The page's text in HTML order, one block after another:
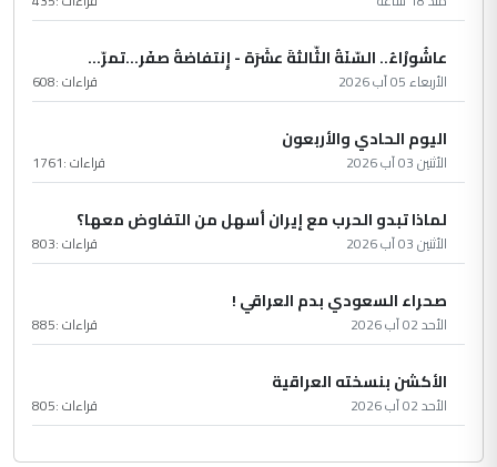
عاشُورْاءُ.. السّنَةُ الثّالثةَ عشَرَة - إِنتفاضةُ صفَر…تمرّ...
الأربعاء 05 آب 2026 قراءات :608
اليوم الحادي والأربعون
الأثنين 03 آب 2026 قراءات :1761
لماذا تبدو الحرب مع إيران أسهل من التفاوض معها؟
الأثنين 03 آب 2026 قراءات :803
صحراء السعودي بدم العراقي !
الأحد 02 آب 2026 قراءات :885
الأكشن بنسخته العراقية
الأحد 02 آب 2026 قراءات :805